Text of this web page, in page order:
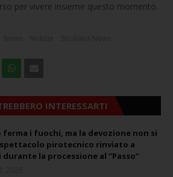
per vivere insieme questo momento.
INTERESSARTI
ferma i fuochi, ma la devozione non si
pirotecnico rinviato a
durante la processione al “Passo”